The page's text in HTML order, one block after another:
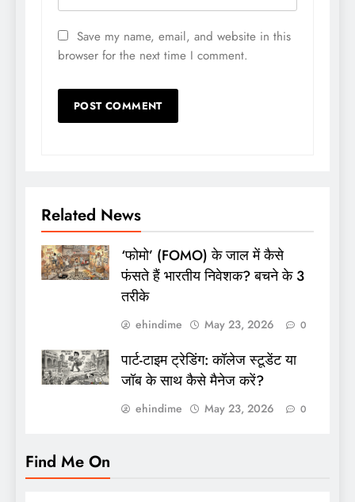
Save my name, email, and website in this
browser for the next time I comment.
Related News
‘फोमो’ (FOMO) के जाल में कैसे
फंसते हैं भारतीय निवेशक? बचने के 3
तरीके
ehindime May 23, 2026 0
पार्ट-टाइम ट्रेडिंग: कॉलेज स्टूडेंट या
जॉब के साथ कैसे मैनेज करें?
ehindime May 23, 2026 0
Find Me On